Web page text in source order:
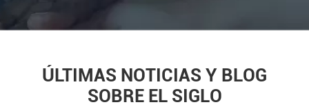
ÚLTIMAS NOTICIAS Y BLOG
SOBRE EL SIGLO